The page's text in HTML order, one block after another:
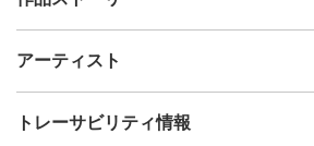
制作年
アクリル
アーティスト
Issey
トレーサビリティ情報